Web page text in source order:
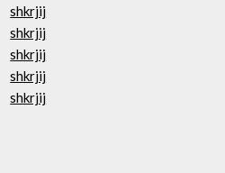
shkrjij
shkrjij
shkrjij
shkrjij
shkrjij